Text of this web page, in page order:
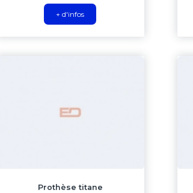
+ d'infos
Prothèse titane